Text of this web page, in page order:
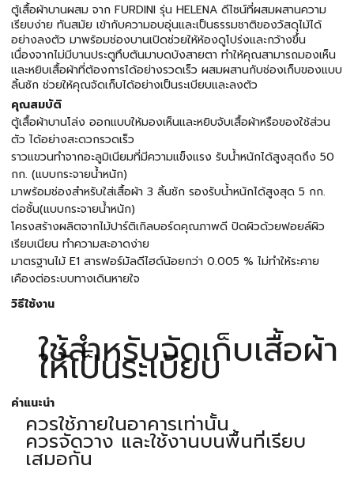
ตู้เสื้อผ้าบานผสม จาก FURDINI รุ่น HELENA ดีไซน์ที่ผสมผสานความ
เรียบง่าย ทันสมัย เข้ากับความอบอุ่นและเป็นธรรมชาติของวัสดุไม้ได้
อย่างลงตัว มาพร้อมช่องบานเปิดช่วยให้ห้องดูโปร่งและกว้างขึ้น
เนื่องจากไม่มีบานประตูทึบตันมาบดบังสายตา ทำให้คุณสามารถมองเห็น
และหยิบเสื้อผ้าที่ต้องการได้อย่างรวดเร็ว ผสมผสานกับช่องเก็บของแบบ
ลิ้นชัก ช่วยให้คุณจัดเก็บได้อย่างเป็นระเบียบและลงตัว
คุณสมบัติ
ตู้เสื้อผ้าบานโล่ง ออกแบบให้มองเห็นและหยิบจับเสื้อผ้าหรือของใช้ส่วน
ตัว ได้อย่างสะดวกรวดเร็ว
ราวแขวนทำจากอะลูมิเนียมที่มีความแข็งแรง รับน้ำหนักได้สูงสุดถึง 50
กก. (แบบกระจายน้ำหนัก)
มาพร้อมช่องสำหรับใส่เสื้อผ้า 3 ลิ้นชัก รองรับน้ำหนักได้สูงสุด 5 กก.
ต่อชั้น(แบบกระจายน้ำหนัก)
โครงสร้างผลิตจากไม้ปาร์ติเกิลบอร์ดคุณภาพดี ปิดผิวด้วยฟอยล์ผิว
เรียบเนียน ทำความสะอาดง่าย
มาตรฐานไม้ E1 สารฟอร์มัลดีไฮด์น้อยกว่า 0.005 % ไม่ทำให้ระคาย
เคืองต่อระบบทางเดินหายใจ
วิธีใช้งาน
ใช้สำหรับจัดเก็บเสื้อผ้า
ให้เป็นระเบียบ
คำแนะนำ
ควรใช้ภายในอาคารเท่านั้น
ควรจัดวาง และใช้งานบนพื้นที่เรียบ
เสมอกัน